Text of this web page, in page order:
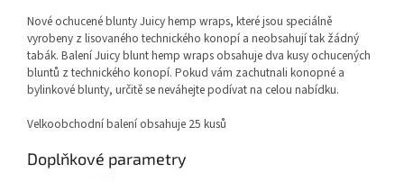
Nové ochucené blunty Juicy hemp wraps, které jsou speciálně
vyrobeny z lisovaného technického konopí a neobsahují tak žádný
tabák. Balení Juicy blunt hemp wraps obsahuje dva kusy ochucených
bluntů z technického konopí. Pokud vám zachutnali konopné a
bylinkové blunty, určitě se neváhejte podívat na celou nabídku.
Velkoobchodní balení obsahuje 25 kusů
Doplňkové parametry